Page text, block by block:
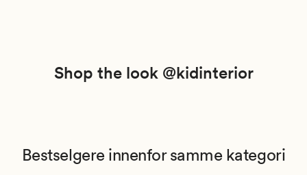
Shop the look @kidinterior
Bestselgere innenfor samme kategori